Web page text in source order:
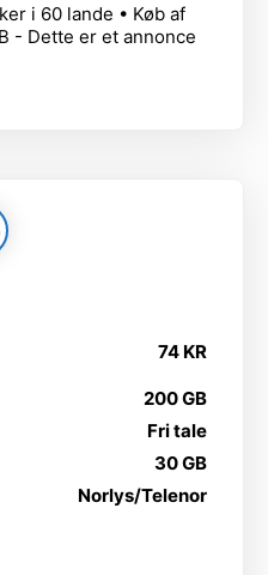
i 60 lande • Køb af
- Dette er et annonce
74 KR
200 GB
Fri tale
30 GB
Norlys/Telenor